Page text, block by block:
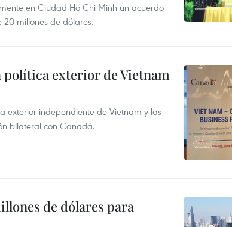
en Ciudad Ho Chi Minh un acuerdo
millones de dólares.
política exterior de Vietnam
exterior independiente de Vietnam y las
bilateral con Canadá.
de dólares para